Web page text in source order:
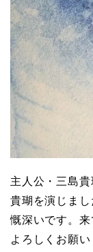
主人公・三島
貴瑚を演じま
慨深いです。来
よろしくお願